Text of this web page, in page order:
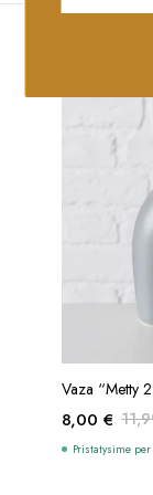
Vaza “Metty
Original
8,00€
Current
Pristatysime per